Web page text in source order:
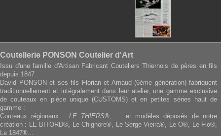
Coutellerie PONSON Coutelier d'Art
Issu d'une famille d'Artisan Fabricant Couteliers Thiernois de pères en fils
depuis 1847.
David PONSON et ses fils Florian et Arnaud (6ème génération) fabriquent
traditionnellement et intégralement dans leur atelier, une gamme exclusive
de couteaux en pièce unique (CUSTOMS) et en petites séries haut de
gamme :
Couteaux régionaux : LE THIERS®, ... et modèles déposés de notre
création : LE BITORD®, Le Chignore®, Le Serge Vieira®, Le O®, Le Flo®,
Le 1847®...